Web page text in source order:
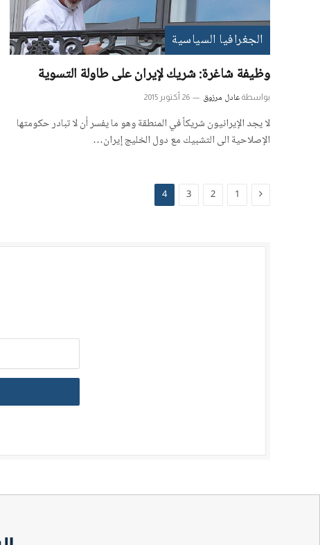
الجغرافيا السياسية
وظيفة شاغرة: شريك لإيران على طاولة التسوية
بواسطة عادل مرزوق 26 أكتوبر 2015
لا يجد الإيرانيون شريكاً في المنطقة وهو ما يفسر أن لا تبادر حكومتها
الإصلاحية الى التشبيك مع دول الخليج إيران…
السابق 1
2
3
4